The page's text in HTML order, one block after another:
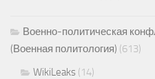
Военно-политическая
(Военная политология) (613)
WikiLeaks (14)